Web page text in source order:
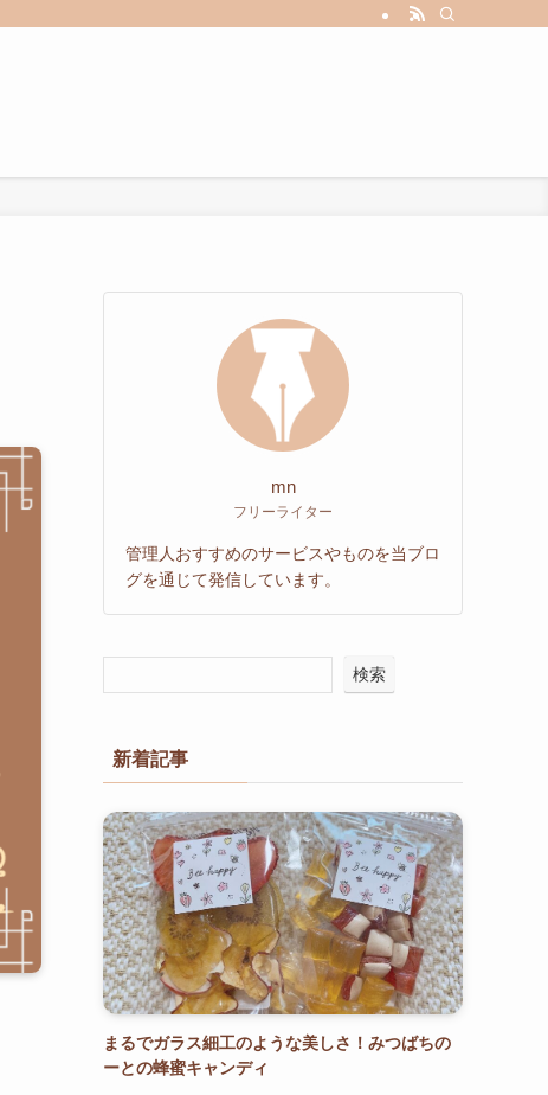
mn
フリーライター
管理人おすすめのサービスやものを当ブロ
グを通じて発信しています。
検索
新着記事
まるでガラス細工のような美しさ！みつばちの
ーとの蜂蜜キャンディ